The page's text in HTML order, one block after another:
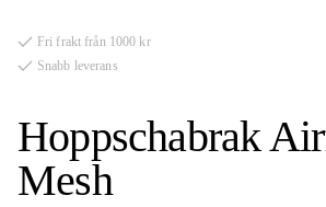
Hoppschabrak
Mesh
Fri frakt från 1000 kr
Snabb leverans